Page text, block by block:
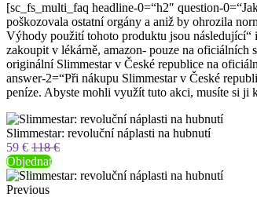
[sc_fs_multi_faq headline-0=“h2″ question-
poškozovala ostatní orgány a aniž by ohrozila
Výhody použití tohoto produktu jsou následující“
zakoupit v lékárně, amazon- pouze na oficiálních
originální Slimmestar v České republice na
answer-2=“Při nákupu Slimmestar v České
peníze. Abyste mohli využít tuto akci, musíte si ji
Slimmestar: revoluční náplasti na hubnutí
59 € 118 €
Objednat
Previous